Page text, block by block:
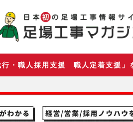
・職人採用支援 職人定着支援」